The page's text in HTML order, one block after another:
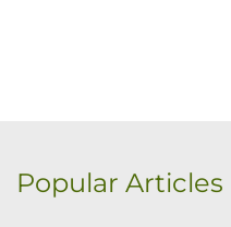
Popular Articles